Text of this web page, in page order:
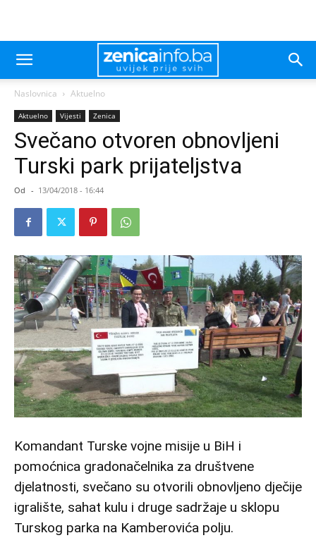
Naslovnica Aktuelno
Aktuelno Vijesti Zenica
Svečano otvoren obnovljeni
Turski park prijateljstva
Od - 13/04/2018 - 16:44
Komandant Turske vojne misije u BiH i
pomoćnica gradonačelnika za društvene
djelatnosti, svečano su otvorili obnovljeno dječije
igralište, sahat kulu i druge sadržaje u sklopu
Turskog parka na Kamberovića polju.